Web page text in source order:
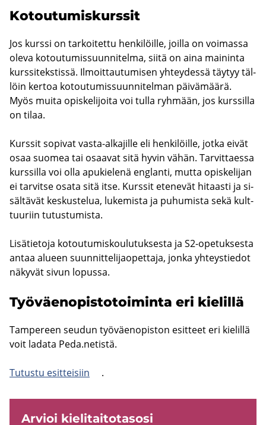
Ko­tou­tu­mis­kurs­sit
Jos kurs­si on tar­koi­tet­tu hen­ki­löil­le, joil­la on voi­mas­sa
oleva ko­tou­tu­mis­suun­ni­tel­ma, siitä on aina mai­nin­ta
kurs­si­teks­tis­sä. Il­moit­tau­tu­mi­sen yh­tey­des­sä täy­tyy täl­
löin ker­toa ko­tou­tu­mis­suun­ni­tel­man päi­vä­mää­rä.
Myös muita opis­ke­li­joi­ta voi tulla ryh­mään, jos kurs­sil­la
on tilaa.
Kurs­sit so­pi­vat vasta-​alkajille eli hen­ki­löil­le, jotka eivät
osaa suo­mea tai osaa­vat sitä hyvin vähän. Tar­vit­taes­sa
kurs­sil­la voi olla apu­kie­le­nä englan­ti, mutta opis­ke­li­jan
ei tar­vit­se osata sitä itse. Kurs­sit ete­ne­vät hi­taas­ti ja si­
säl­tä­vät kes­kus­te­lua, lu­ke­mis­ta ja pu­hu­mis­ta sekä kult­
tuu­riin tu­tus­tu­mis­ta.
Li­sä­tie­to­ja ko­tou­tu­mis­kou­lu­tuk­ses­ta ja S2-​opetuksesta
antaa alu­een suun­nit­te­li­jao­pet­ta­ja, jonka yh­teys­tie­dot
nä­ky­vät sivun lo­pus­sa.
Työ­väen­opis­to­toi­min­ta eri kie­lil­lä
Tam­pe­reen seu­dun työ­väen­opis­ton esit­teet eri kie­lil­lä
voit la­da­ta Peda.ne­tis­tä.
Tu­tus­tu esit­tei­siin .
Ar­vioi kie­li­tai­to­ta­so­si